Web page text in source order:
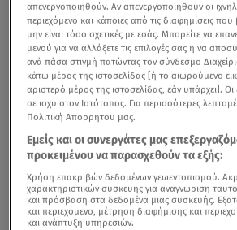
απενεργοποιηθούν. Αν απενεργοποιηθούν οι
περιεχόμενο και κάποιες από τις διαφημίσεις που
μην είναι τόσο σχετικές με εσάς. Μπορείτε να
μενού για να αλλάξετε τις επιλογές σας ή να
ανά πάσα στιγμή πατώντας τον σύνδεσμο
κάτω μέρος της ιστοσελίδας [ή το αιωρούμενο
αριστερό μέρος της ιστοσελίδας, εάν υπάρχει].
σε ισχύ στον Ιστότοπος. Για περισσότερες
Πολιτική Απορρήτου μας.
Εμείς και οι συνεργάτες μας
προκειμένου να παρασχεθούν τα εξής:
Χρήση επακριβών δεδομένων γεωεντοπισμού.
χαρακτηριστικών συσκευής για αναγνώριση
και πρόσβαση στα δεδομένα μιας συσκευής.
και περιεχόμενο, μέτρηση διαφήμισης και
και ανάπτυξη υπηρεσιών.